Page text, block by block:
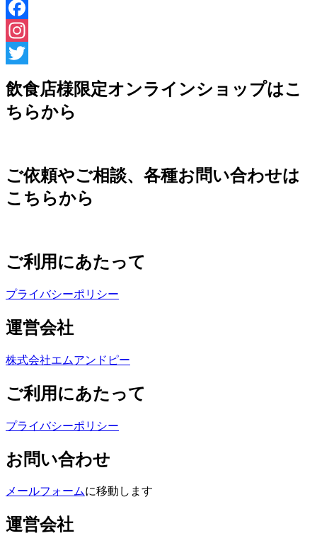
Facebook
Instagram
飲食店様限定オンラインショップはこ
ちらから
ご依頼やご相談、各種お問い合わせは
こちらから
ご利用にあたって
プライバシーポリシー
運営会社
株式会社エムアンドピー
ご利用にあたって
プライバシーポリシー
お問い合わせ
メールフォームに移動します
運営会社